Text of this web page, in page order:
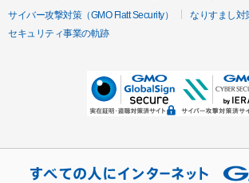
サイバー攻撃対策（GMO Flatt Security）
なりすまし対
セキュリティ事業の軌跡